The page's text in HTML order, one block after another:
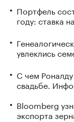
Портфель
году: ставка
увлеклись
С чем
свадьбе.
Bloomberg
экспорта